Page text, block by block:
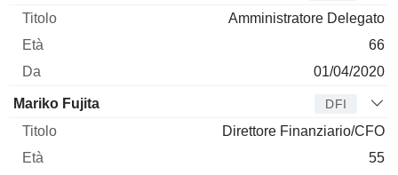
Amministratore Delegato
66
01/04/2020
Mariko Fujita DFI
Direttore Finanziario/CFO
55